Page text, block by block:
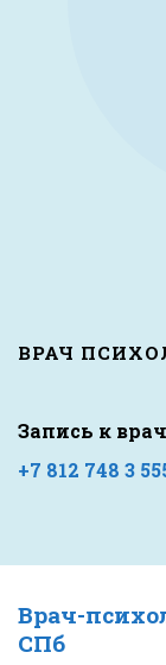
ВРАЧ
Запись к
+7 812 748 3
Врач-
СПб